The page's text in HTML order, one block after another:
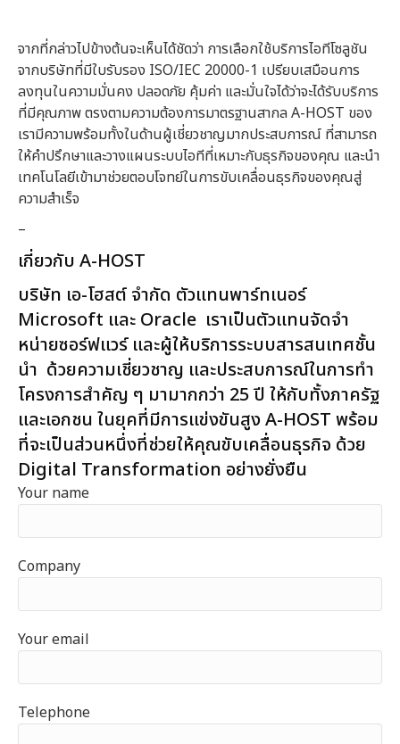
จากที่กล่าวไปข้างต้นจะเห็นได้ชัดว่า การเลือกใช้บริการไอทีโซลูชัน
จากบริษัทที่มีใบรับรอง ISO/IEC 20000-1 เปรียบเสมือนการ
ลงทุนในความมั่นคง ปลอดภัย คุ้มค่า และมั่นใจได้ว่าจะได้รับบริการ
ที่มีคุณภาพ ตรงตามความต้องการมาตรฐานสากล A-HOST ของ
เรามีความพร้อมทั้งในด้านผู้เชี่ยวชาญมากประสบการณ์ ที่สามารถ
ให้คำปรึกษาและวางแผนระบบไอทีที่เหมาะกับธุรกิจของคุณ และนำ
เทคโนโลยีเข้ามาช่วยตอบโจทย์ในการขับเคลื่อนธุรกิจของคุณสู่
ความสำเร็จ
–
เกี่ยวกับ A-HOST
บริษัท เอ-โฮสต์ จำกัด ตัวแทนพาร์ทเนอร์
Microsoft และ Oracle เราเป็นตัวแทนจัดจำ
หน่ายซอร์ฟแวร์ และผู้ให้บริการระบบสารสนเทศชั้น
นำ ด้วยความเชี่ยวชาญ และประสบการณ์ในการทำ
โครงการสำคัญ ๆ มามากกว่า 25 ปี ให้กับทั้งภาครัฐ
และเอกชน ในยุคที่มีการแข่งขันสูง A-HOST พร้อม
ที่จะเป็นส่วนหนึ่งที่ช่วยให้คุณขับเคลื่อนธุรกิจ ด้วย
Digital Transformation อย่างยั่งยืน
Your name
Company
Your email
Telephone